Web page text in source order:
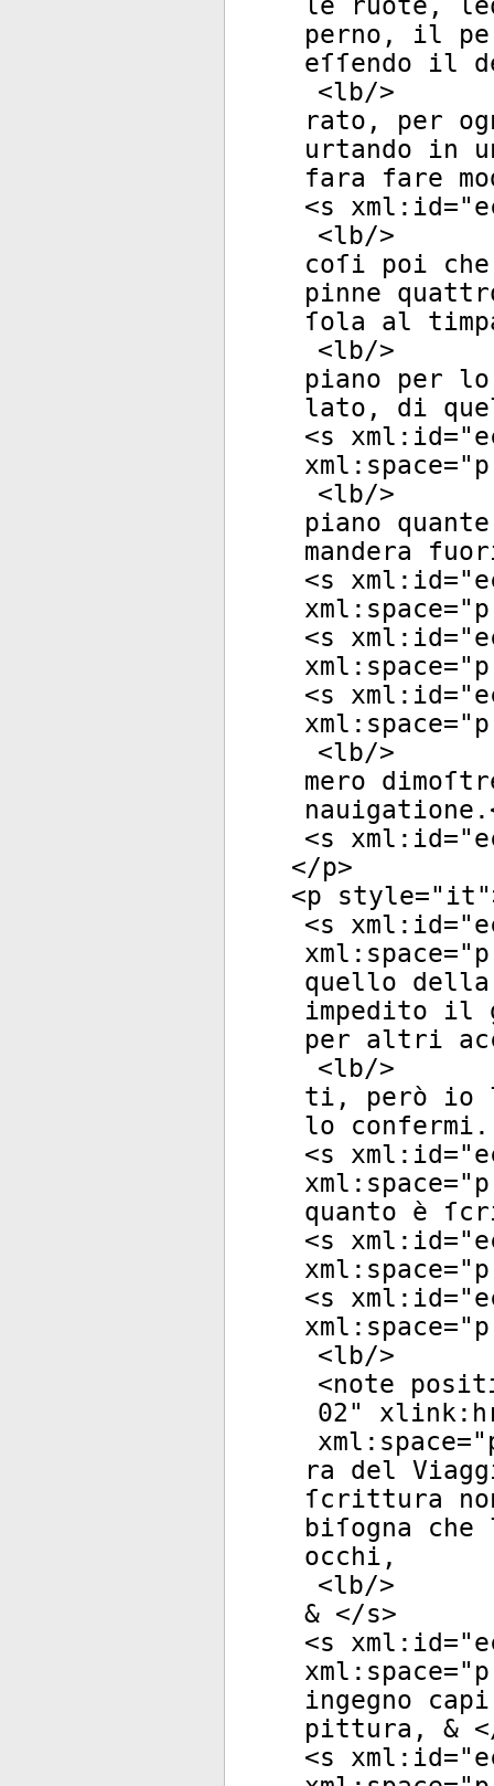
perno, il
eſſendo il
<lb/>
rato, per
urtando in
fara fare
<s xml:id="
<lb/>
coſi poi
pinne
ſola al
<lb/>
piano per
lato, di
<s xml:id="
xml:space="
<lb/>
piano
mandera
<s xml:id="
xml:space="
<s xml:id="
xml:space="
<s xml:id="
xml:space="
<lb/>
mero
<s xml:id="
</p>
<p style=" it
<s xml:id="
xml:space="
quello della
impedito il
per altri
<lb/>
ti, però io
lo
<s xml:id="
xml:space="
quanto è
<s xml:id="
xml:space="
<s xml:id="
xml:space="
<lb/>
<note
02"
xml:space="
ra del
ſcrittura
biſogna
occhi,
<lb/>
& </s>
<s xml:id="
xml:space="
ingegno
pittura, &
<s xml:id="